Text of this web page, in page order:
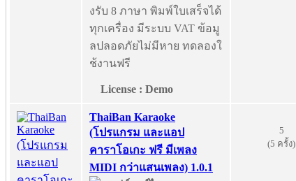
งรับ 8 ภาษา พิมพ์ใบเสร็จได้
ทุกเครื่อง มีระบบ VAT ข้อมู
ลปลอดภัยไม่มีหาย ทดลองใ
ช้งานฟรี
License : Demo
ThaiBan Karaoke
(โปรแกรม และแอป
คาราโอเกะ ฟรี มีเพลง
MIDI กว่าแสนเพลง) 1.0.1
5
(5 ครั้ง)